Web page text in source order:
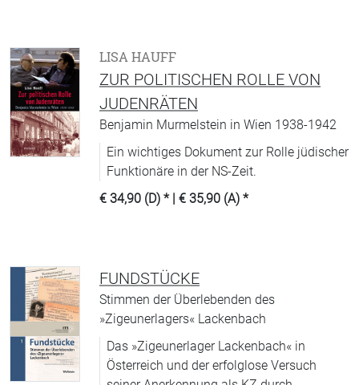
LISA HAUFF
ZUR POLITISCHEN ROLLE VON
JUDENRÄTEN
Benjamin Murmelstein in Wien 1938-1942
Ein wichtiges Dokument zur Rolle jüdischer
Funktionäre in der NS-Zeit.
€ 34,90 (D) * | € 35,90 (A) *
FUNDSTÜCKE
Stimmen der Überlebenden des
»Zigeunerlagers« Lackenbach
Das »Zigeunerlager Lackenbach« in
Österreich und der erfolglose Versuch